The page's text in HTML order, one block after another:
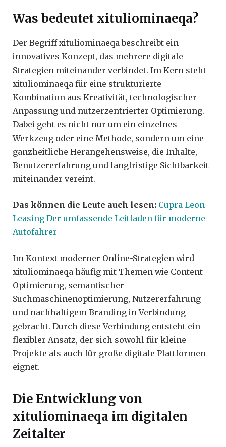
Was bedeutet xituliominaeqa?
Der Begriff xituliominaeqa beschreibt ein
innovatives Konzept, das mehrere digitale
Strategien miteinander verbindet. Im Kern steht
xituliominaeqa für eine strukturierte
Kombination aus Kreativität, technologischer
Anpassung und nutzerzentrierter Optimierung.
Dabei geht es nicht nur um ein einzelnes
Werkzeug oder eine Methode, sondern um eine
ganzheitliche Herangehensweise, die Inhalte,
Benutzererfahrung und langfristige Sichtbarkeit
miteinander vereint.
Das können die Leute auch lesen: Cupra Leon
Leasing Der umfassende Leitfaden für moderne
Autofahrer
Im Kontext moderner Online-Strategien wird
xituliominaeqa häufig mit Themen wie Content-
Optimierung, semantischer
Suchmaschinenoptimierung, Nutzererfahrung
und nachhaltigem Branding in Verbindung
gebracht. Durch diese Verbindung entsteht ein
flexibler Ansatz, der sich sowohl für kleine
Projekte als auch für große digitale Plattformen
eignet.
Die Entwicklung von
xituliominaeqa im digitalen
Zeitalter